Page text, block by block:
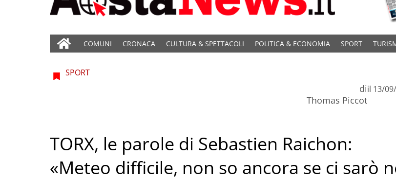
COMUNI CRONACA CULTURA & SPETTACOLI POLITICA & ECONOMIA SPORT
SPORT
di
Thomas Piccot
il 13/
TORX, le parole di Sebastien Raichon:
«Meteo difficile, non so ancora se ci sarò